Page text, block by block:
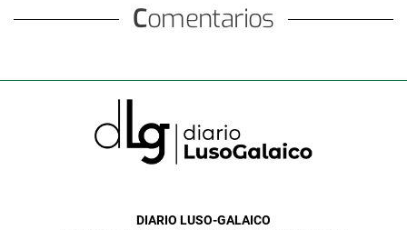
Comentarios
DIARIO LUSO-GALAICO